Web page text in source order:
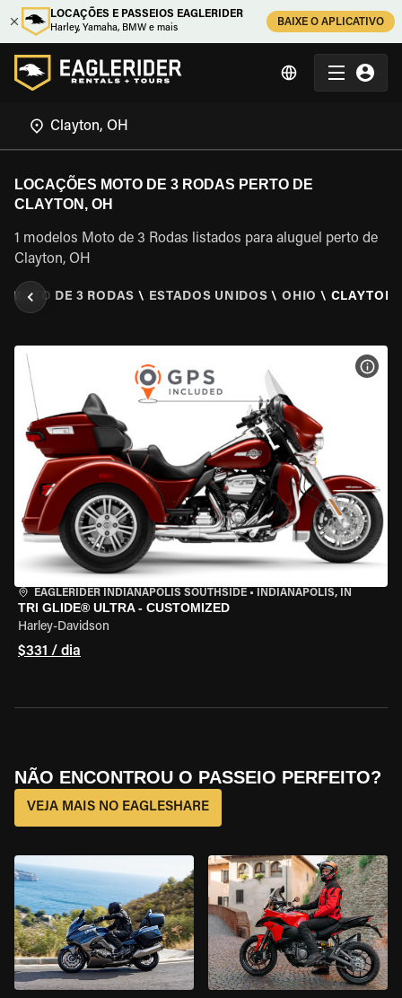
LOCAÇÕES E PASSEIOS EAGLERIDER
Harley, Yamaha, BMW e mais
BAIXE O APLICATIVO
LOCAÇÕES MOTO DE 3 RODAS PERTO DE
CLAYTON, OH
1 modelos Moto de 3 Rodas listados para aluguel perto de
Clayton, OH
MOTO DE 3 RODAS \ ESTADOS UNIDOS \ OHIO \ CLAYTON,
EAGLERIDER INDIANAPOLIS SOUTHSIDE • INDIANAPOLIS, IN
TRI GLIDE® ULTRA - CUSTOMIZED
Harley-Davidson
$331 / dia
VER
NÃO ENCONTROU O PASSEIO PERFEITO?
VEJA MAIS NO EAGLESHARE